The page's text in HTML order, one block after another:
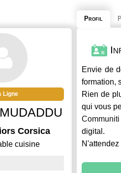
Ligne
Corsica
cuisine
Profil
Envie de
formation,
Rien de
qui vous
Communiti
digital.